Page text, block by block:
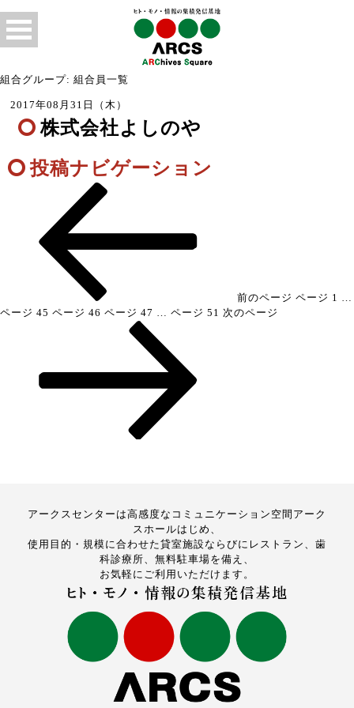
組合グループ: 組合員一覧
2017年08月31日（木）
株式会社よしのや
投稿ナビゲーション
前のページ ページ 1 …
ページ 45 ページ 46 ページ 47 … ページ 51 次のページ
アークスセンターは高感度なコミュニケーション空間アーク
スホールはじめ、
使用目的・規模に合わせた貸室施設ならびにレストラン、歯
科診療所、無料駐車場を備え、
お気軽にご利用いただけます。